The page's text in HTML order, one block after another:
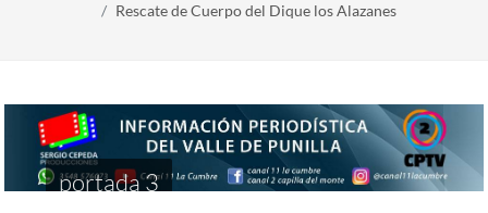
Rescate de Cuerpo del Dique los Alazanes
portada 3